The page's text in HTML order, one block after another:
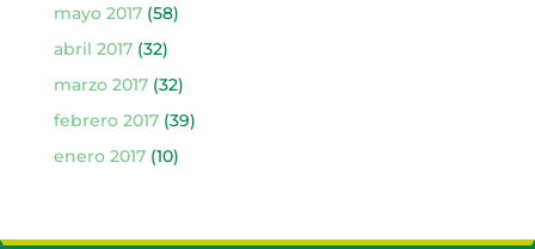
mayo 2017(58)
abril 2017(32)
marzo 2017(32)
febrero 2017(39)
enero 2017(10)